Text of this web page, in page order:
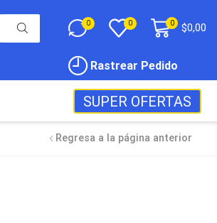
0 0 0 $0,00
Rastrear Pedido
SUPER OFERTAS
Regresa a la página anterior